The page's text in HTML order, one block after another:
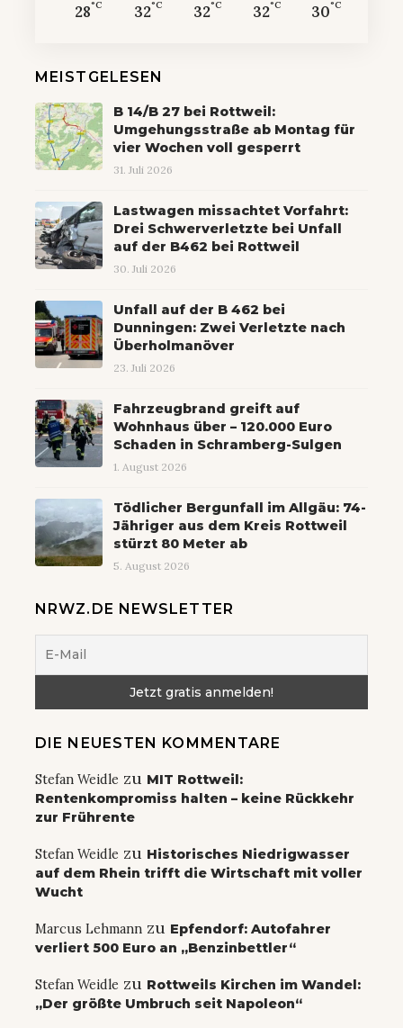
28°C 32°C 32°C 32°C 30°C
MEISTGELESEN
B 14/B 27 bei Rottweil:
Umgehungsstraße ab Montag für
vier Wochen voll gesperrt
31. Juli 2026
Lastwagen missachtet Vorfahrt:
Drei Schwerverletzte bei Unfall
auf der B462 bei Rottweil
30. Juli 2026
Unfall auf der B 462 bei
Dunningen: Zwei Verletzte nach
Überholmanöver
23. Juli 2026
Fahrzeugbrand greift auf
Wohnhaus über – 120.000 Euro
Schaden in Schramberg-Sulgen
1. August 2026
Tödlicher Bergunfall im Allgäu: 74-
Jähriger aus dem Kreis Rottweil
stürzt 80 Meter ab
5. August 2026
NRWZ.DE NEWSLETTER
DIE NEUESTEN KOMMENTARE
Stefan Weidle zu MIT Rottweil:
Rentenkompromiss halten – keine Rückkehr
zur Frührente
Stefan Weidle zu Historisches Niedrigwasser
auf dem Rhein trifft die Wirtschaft mit voller
Wucht
Marcus Lehmann zu Epfendorf: Autofahrer
verliert 500 Euro an „Benzinbettler“
Stefan Weidle zu Rottweils Kirchen im Wandel:
„Der größte Umbruch seit Napoleon“